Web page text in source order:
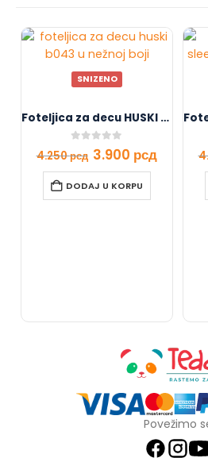
SNIZENO
Foteljica za decu HUSKI B043
out of 5
4.250рсд 3.900 рсд
DODAJ U KORPU
Povežimo